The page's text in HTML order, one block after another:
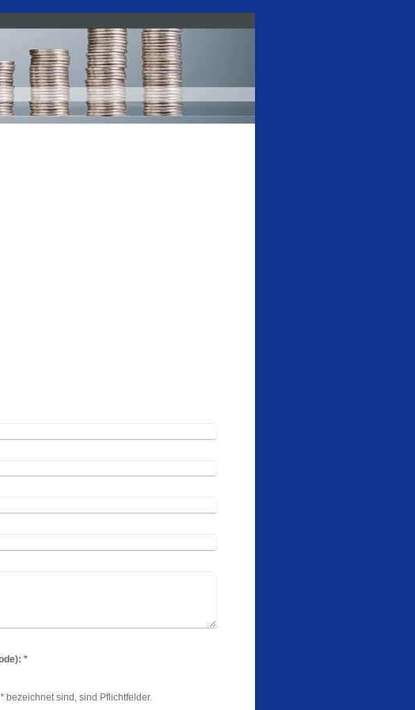
Captcha (Spam-Schutz-Code): *
* bezeichnet sind, sind Pflichtfelder.